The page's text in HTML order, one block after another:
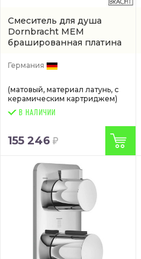
Смеситель для душа
Dornbracht МЕМ
брашированная платина
Германия
(матовый, материал латунь, с
керамическим картриджем)
В НАЛИЧИИ
155 246